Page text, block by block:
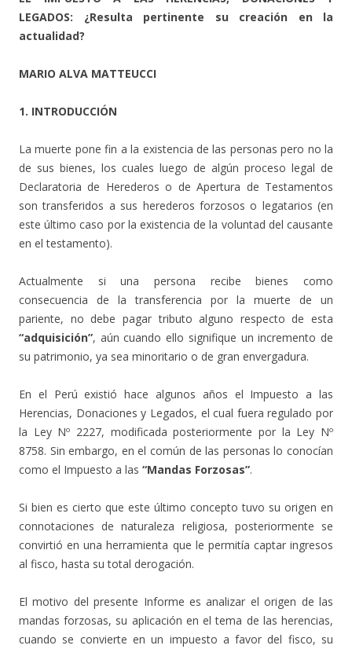
LEGADOS: ¿Resulta pertinente su creación en la
actualidad?
MARIO ALVA MATTEUCCI
1. INTRODUCCIÓN
La muerte pone fin a la existencia de las personas pero no la
de sus bienes, los cuales luego de algún proceso legal de
Declaratoria de Herederos o de Apertura de Testamentos
son transferidos a sus herederos forzosos o legatarios (en
este último caso por la existencia de la voluntad del causante
en el testamento).
Actualmente si una persona recibe bienes como
consecuencia de la transferencia por la muerte de un
pariente, no debe pagar tributo alguno respecto de esta
“adquisición”, aún cuando ello signifique un incremento de
su patrimonio, ya sea minoritario o de gran envergadura.
En el Perú existió hace algunos años el Impuesto a las
Herencias, Donaciones y Legados, el cual fuera regulado por
la Ley Nº 2227, modificada posteriormente por la Ley Nº
8758. Sin embargo, en el común de las personas lo conocían
como el Impuesto a las “Mandas Forzosas”.
Si bien es cierto que este último concepto tuvo su origen en
connotaciones de naturaleza religiosa, posteriormente se
convirtió en una herramienta que le permitía captar ingresos
al fisco, hasta su total derogación.
El motivo del presente Informe es analizar el origen de las
mandas forzosas, su aplicación en el tema de las herencias,
cuando se convierte en un impuesto a favor del fisco, su